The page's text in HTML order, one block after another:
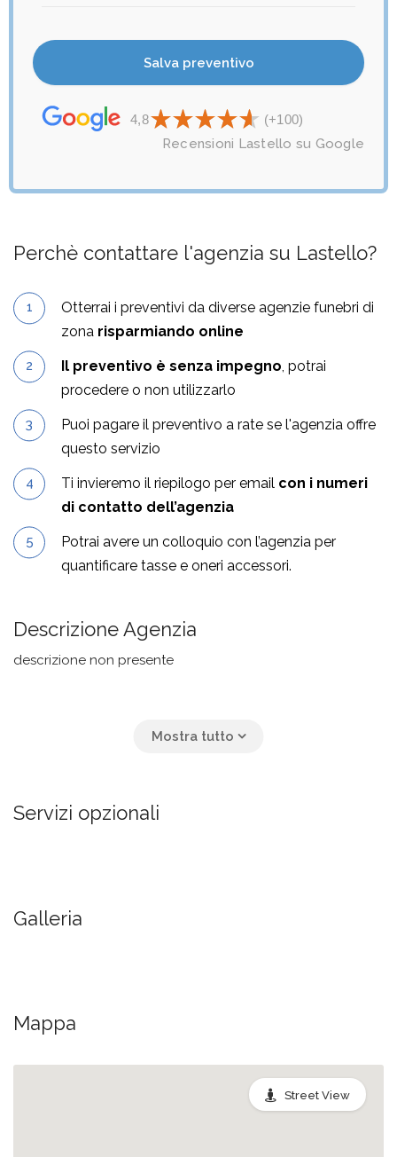
4,8 (+100)
Recensioni Lastello su Google
Perchè contattare l'agenzia su Lastello?
Otterrai i preventivi da diverse agenzie funebri di
zona risparmiando online
Il preventivo è senza impegno, potrai
procedere o non utilizzarlo
Puoi pagare il preventivo a rate se l'agenzia offre
questo servizio
Ti invieremo il riepilogo per email con i numeri
di contatto dell’agenzia
Potrai avere un colloquio con l’agenzia per
quantificare tasse e oneri accessori.
Descrizione Agenzia
descrizione non presente
Servizi opzionali
Galleria
Mappa
Street View